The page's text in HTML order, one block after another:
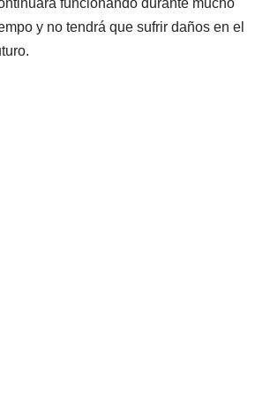
funcionando durante mucho
y no tendrá que sufrir daños en el